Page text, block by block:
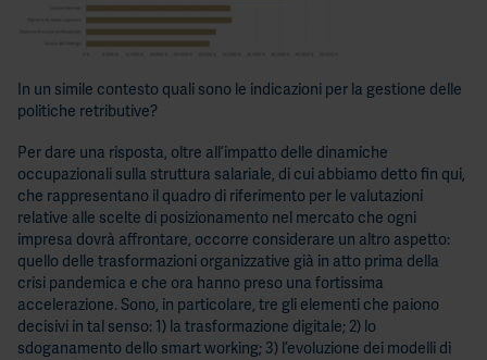
In un simile contesto quali sono le indicazioni per la gestione delle
politiche retributive?
Per dare una risposta, oltre all’impatto delle dinamiche
occupazionali sulla struttura salariale, di cui abbiamo detto fin qui,
che rappresentano il quadro di riferimento per le valutazioni
relative alle scelte di posizionamento nel mercato che ogni
impresa dovrà affrontare, occorre considerare un altro aspetto:
quello delle trasformazioni organizzative già in atto prima della
crisi pandemica e che ora hanno preso una fortissima
accelerazione. Sono, in particolare, tre gli elementi che paiono
decisivi in tal senso: 1) la trasformazione digitale; 2) lo
sdoganamento dello smart working; 3) l’evoluzione dei modelli di